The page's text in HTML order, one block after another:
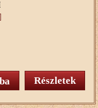
Részletek